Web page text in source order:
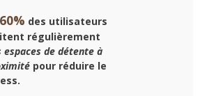
60% des utilisateurs
régulièrement
espaces de détente à
pour réduire le